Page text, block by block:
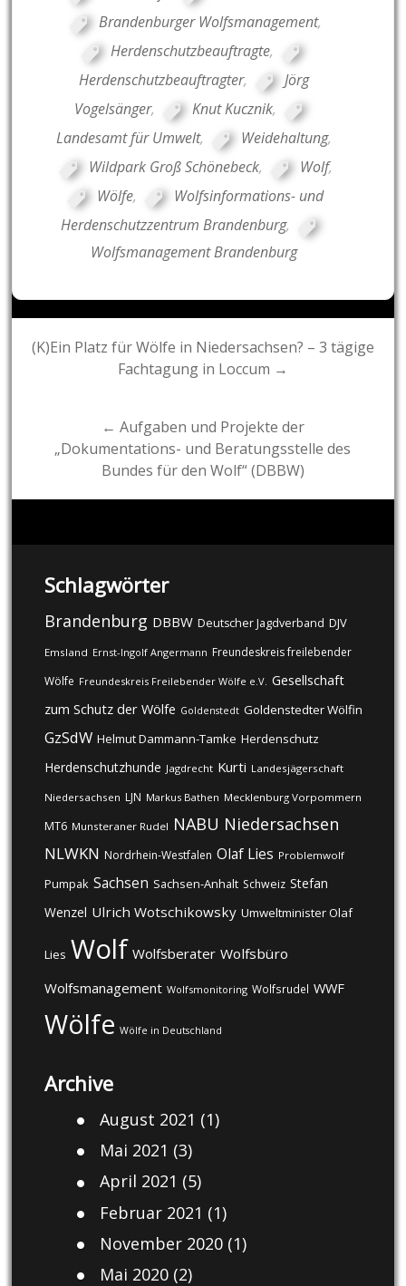
Brandenburger Wolfsmanagement,
Herdenschutzbeauftragte,
Herdenschutzbeauftragter,
Jörg
Vogelsänger, Knut Kucznik,
Landesamt für Umwelt, Weidehaltung,
Wildpark Groß Schönebeck, Wolf,
Wölfe,
Wolfsinformations- und
Herdenschutzzentrum Brandenburg,
Wolfsmanagement Brandenburg
Post
navigation
(K)Ein Platz für Wölfe in Niedersachsen? – 3 tägige
Fachtagung in Loccum →
← Aufgaben und Projekte der
„Dokumentations- und Beratungsstelle des
Bundes für den Wolf“ (DBBW)
Schlagwörter
Brandenburg DBBW Deutscher Jagdverband DJV
Emsland Ernst-Ingolf Angermann Freundeskreis freilebender
Wölfe Freundeskreis Freilebender Wölfe e.V. Gesellschaft
zum Schutz der Wölfe Goldenstedt Goldenstedter Wölfin
GzSdW Helmut Dammann-Tamke Herdenschutz
Herdenschutzhunde Jagdrecht Kurti Landesjägerschaft
Niedersachsen LJN Markus Bathen Mecklenburg Vorpommern
MT6 Munsteraner Rudel NABU Niedersachsen
NLWKN Nordrhein-Westfalen Olaf Lies Problemwolf
Pumpak Sachsen Sachsen-Anhalt Schweiz Stefan
Wenzel Ulrich Wotschikowsky Umweltminister Olaf
Lies Wolf Wolfsberater Wolfsbüro
Wolfsmanagement Wolfsmonitoring Wolfsrudel WWF
Wölfe Wölfe in Deutschland
Archive
August 2021 (1)
Mai 2021 (3)
April 2021 (5)
Februar 2021 (1)
November 2020(1)
Mai 2020(2)